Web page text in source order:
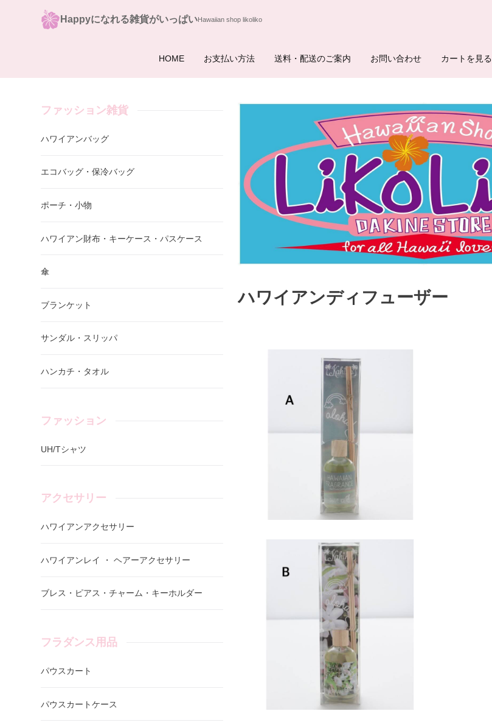
Happyになれる雑貨がいっぱい
HOME お支払い方法 送料・配送のご案内 お問い合わせ カートを見る
ハワイアンディフューザー
ファッション雑貨
ハワイアンバッグ
エコバッグ・保冷バッグ
ポーチ・小物
ハワイアン財布・キーケース・パスケース
傘
ブランケット
サンダル・スリッパ
ハンカチ・タオル
ファッション
UH/Tシャツ
アクセサリー
ハワイアンアクセサリー
ハワイアンレイ ・ ヘアーアクセサリー
ブレス・ピアス・チャーム・キーホルダー
フラダンス用品
パウスカート
パウスカートケース